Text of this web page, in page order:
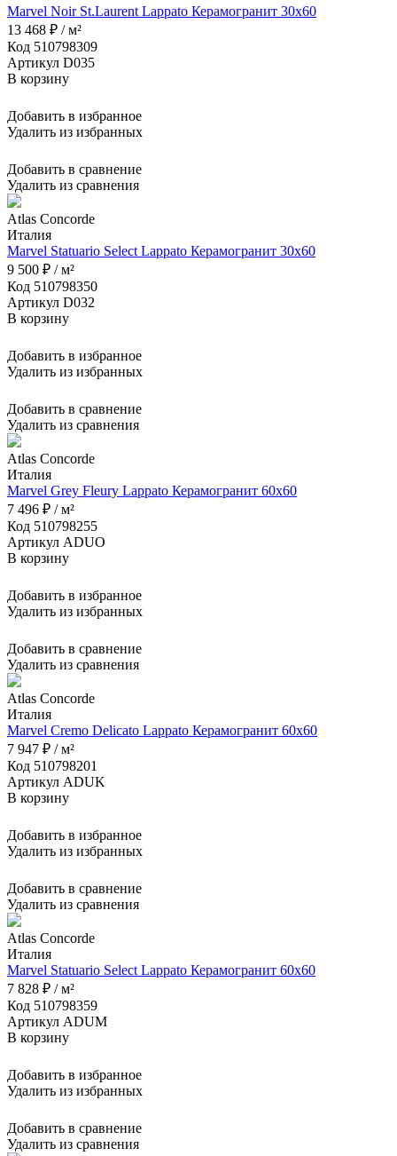
Marvel Noir St.Laurent Lappato Керамогранит 30x60
13 468 ₽ / м²
Код 510798309
Артикул D035
В корзину
Добавить в избранное
Удалить из избранных
Добавить в сравнение
Удалить из сравнения
Atlas Concorde
Италия
Marvel Statuario Select Lappato Керамогранит 30x60
9 500 ₽ / м²
Код 510798350
Артикул D032
В корзину
Добавить в избранное
Удалить из избранных
Добавить в сравнение
Удалить из сравнения
Atlas Concorde
Италия
Marvel Grey Fleury Lappato Керамогранит 60x60
7 496 ₽ / м²
Код 510798255
Артикул ADUO
В корзину
Добавить в избранное
Удалить из избранных
Добавить в сравнение
Удалить из сравнения
Atlas Concorde
Италия
Marvel Cremo Delicato Lappato Керамогранит 60x60
7 947 ₽ / м²
Код 510798201
Артикул ADUK
В корзину
Добавить в избранное
Удалить из избранных
Добавить в сравнение
Удалить из сравнения
Atlas Concorde
Италия
Marvel Statuario Select Lappato Керамогранит 60x60
7 828 ₽ / м²
Код 510798359
Артикул ADUM
В корзину
Добавить в избранное
Удалить из избранных
Добавить в сравнение
Удалить из сравнения